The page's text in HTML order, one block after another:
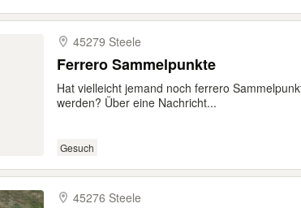
45279 Steele
Ferrero Sammelpunkte
Hat vielleicht jemand noch ferrero
werden? Über eine Nachricht...
Gesuch
45276 Steele